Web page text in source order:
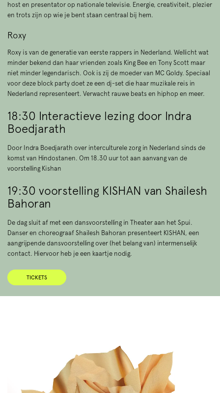
host en presentator op nationale televisie. Energie, creativiteit, plezier
en trots zijn op wie je bent staan centraal bij hem.
Roxy
Roxy is van de generatie van eerste rappers in Nederland. Wellicht wat
minder bekend dan haar vrienden zoals King Bee en Tony Scott maar
niet minder legendarisch. Ook is zij de moeder van MC Goldy. Speciaal
voor deze block party doet ze een dj-set die haar muzikale reis in
Nederland representeert. Verwacht rauwe beats en hiphop en meer.
18:30 Interactieve lezing door Indra
Boedjarath
Door Indra Boedjarath over interculturele zorg in Nederland sinds de
komst van Hindostanen. Om 18.30 uur tot aan aanvang van de
voorstelling Kishan
19:30 voorstelling KISHAN van Shailesh
Bahoran
De dag sluit af met een dansvoorstelling in Theater aan het Spui.
Danser en choreograaf Shailesh Bahoran presenteert KISHAN, een
aangrijpende dansvoorstelling over (het belang van) intermenselijk
contact. Hiervoor heb je een kaartje nodig.
TICKETS